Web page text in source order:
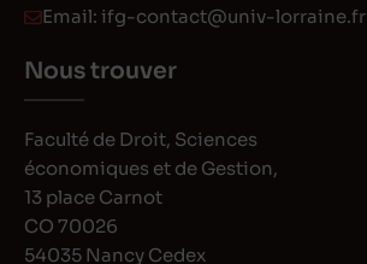
Email: ifg-contact@univ-lorraine.fr
Nous trouver
Faculté de Droit, Sciences
économiques et de Gestion,
13 place Carnot
CO 70026
54035 Nancy Cedex